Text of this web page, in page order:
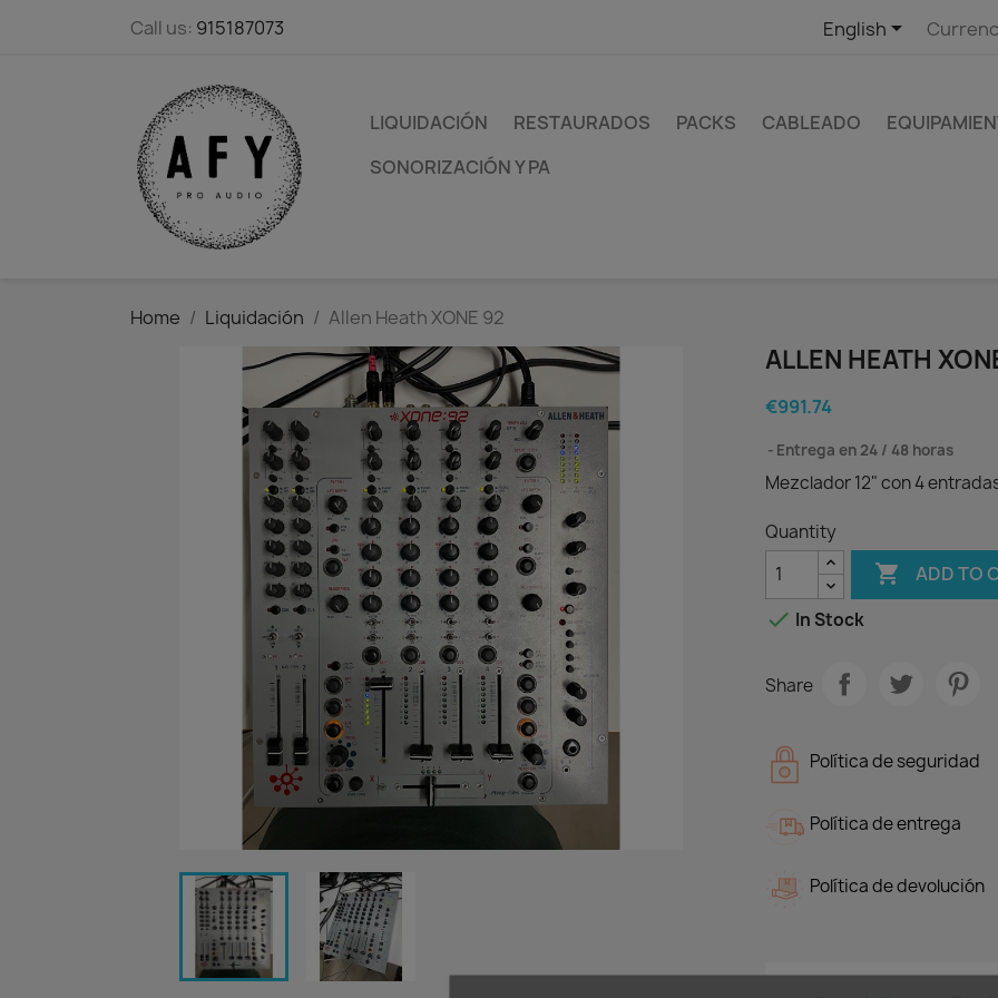
Call us: 915187073 English
LIQUIDACIÓN RESTAURADOS PACKS CABLEADO
SONORIZACIÓN Y PA
Home Liquidación Allen Heath XONE 92
ALLEN HEATH
€991.74
Entrega en 24 / 48 horas
Mezclador 12" con 4
Quantity
 ADD TO
 In Stock
Share
Política de seguridad
Política de entrega
Política de devolución